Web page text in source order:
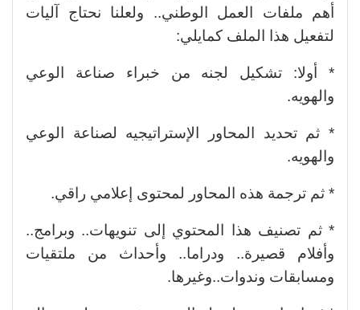
أهم ملفات العمل الوطني.. ولعلنا نحتاج آليات
لتفعيل هذا الملف كمايلي:
* أولا: تشكيل لجنه من خبراء صناعة الوعي
والهويه.
* ثم تحديد المحاور الإستراتيجيه لصناعة الوعي
والهويه.
* ثم ترجمة هذه المحاور لمحتوى إعلامي راقي.
* ثم تصنيف هذا المحتوي إلى تنويهات.. وبرامج..
وأفلام قصيرة.. ودراما.. وأحداث من ملتقيات
ومسابقات وندوات..وغيرها.